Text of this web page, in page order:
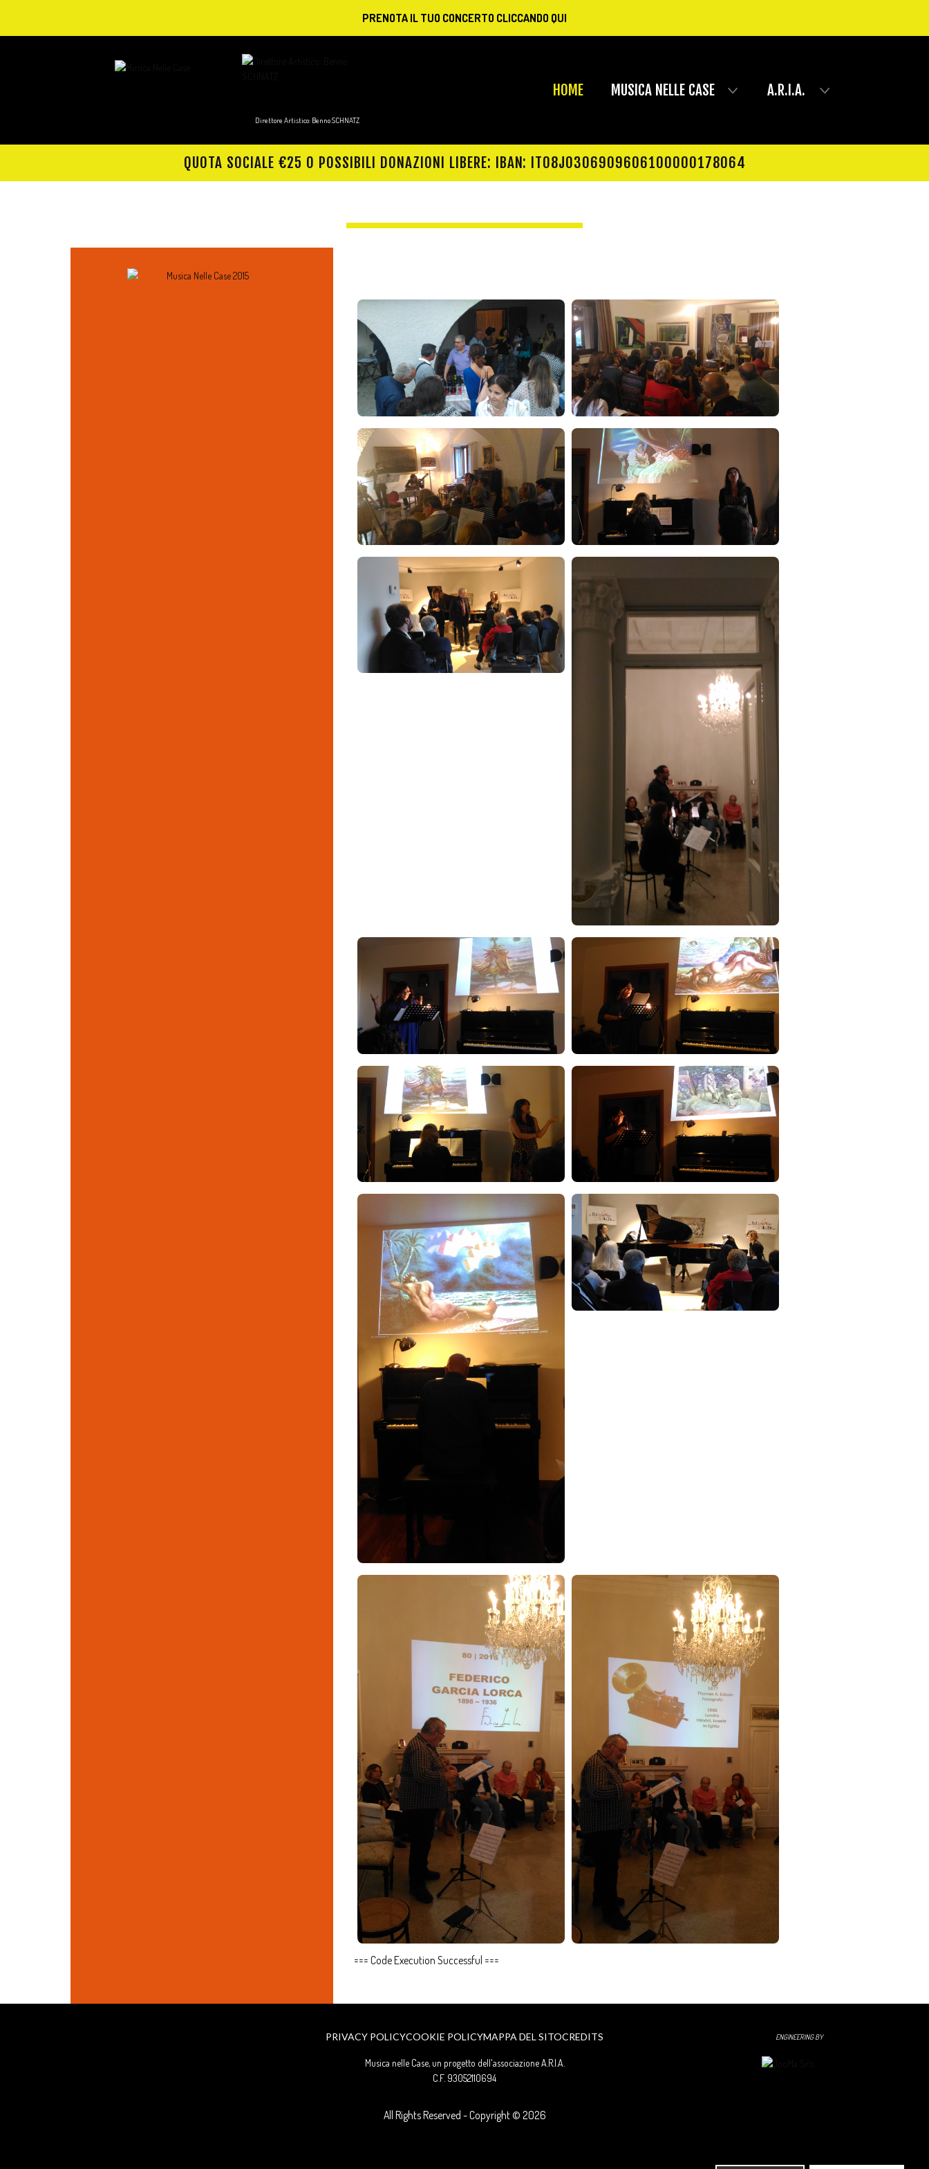
PRENOTA IL TUO CONCERTO CLICCANDO QUI
Direttore Artistico: Benno SCHNATZ
HOME MUSICA NELLE CASE A.R.I.A.
QUOTA SOCIALE €25 O POSSIBILI DONAZIONI LIBERE: IBAN: IT08J0306909606100000178064
=== Code Execution Successful ===
PRIVACY POLICYCOOKIE POLICYMAPPA DEL SITOCREDITS
Musica nelle Case, un progetto dell'associazione A.R.I.A.
C.F. 93052110694
All Rights Reserved - Copyright © 2026
ENGINEERING BY